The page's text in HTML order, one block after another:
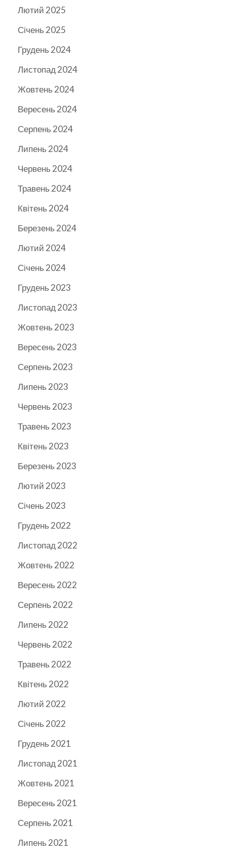
Лютий 2025
Січень 2025
Грудень 2024
Листопад 2024
Жовтень 2024
Вересень 2024
Серпень 2024
Липень 2024
Червень 2024
Травень 2024
Квітень 2024
Березень 2024
Лютий 2024
Січень 2024
Грудень 2023
Листопад 2023
Жовтень 2023
Вересень 2023
Серпень 2023
Липень 2023
Червень 2023
Травень 2023
Квітень 2023
Березень 2023
Лютий 2023
Січень 2023
Грудень 2022
Листопад 2022
Жовтень 2022
Вересень 2022
Серпень 2022
Липень 2022
Червень 2022
Травень 2022
Квітень 2022
Лютий 2022
Січень 2022
Грудень 2021
Листопад 2021
Жовтень 2021
Вересень 2021
Серпень 2021
Липень 2021